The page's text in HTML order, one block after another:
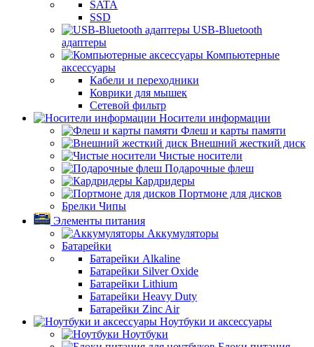
SATA
SSD
USB-Bluetooth
адаптеры
Компьютерные
аксессуары
Кабели и переходники
Коврики для мышек
Сетевой фильтр
Носители информации
Флеш и карты памяти
Внешний жесткий диск
Чистые носители
Подарочные флеш
Кардридеры
Портмоне для дисков
Брелки Чипы
Элементы питания
Аккумуляторы
Батарейки
Батарейки Alkaline
Батарейки Silver Oxide
Батарейки Lithium
Батарейки Heavy Duty
Батарейки Zinc Air
Ноутбуки и аксессуары
Ноутбуки